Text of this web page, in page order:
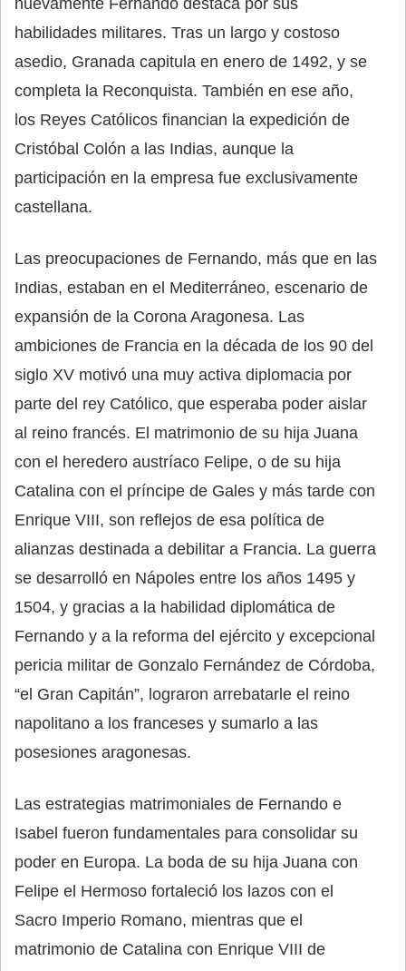
habilidades militares. Tras un largo y costoso
asedio, Granada capitula en enero de 1492, y se
completa la Reconquista. También en ese año,
los Reyes Católicos financian la expedición de
Cristóbal Colón a las Indias, aunque la
participación en la empresa fue exclusivamente
castellana.
Las preocupaciones de Fernando, más que en las
Indias, estaban en el Mediterráneo, escenario de
expansión de la Corona Aragonesa. Las
ambiciones de Francia en la década de los 90 del
siglo XV motivó una muy activa diplomacia por
parte del rey Católico, que esperaba poder aislar
al reino francés. El matrimonio de su hija Juana
con el heredero austríaco Felipe, o de su hija
Catalina con el príncipe de Gales y más tarde con
Enrique VIII, son reflejos de esa política de
alianzas destinada a debilitar a Francia. La guerra
se desarrolló en Nápoles entre los años 1495 y
1504, y gracias a la habilidad diplomática de
Fernando y a la reforma del ejército y excepcional
pericia militar de Gonzalo Fernández de Córdoba,
“el Gran Capitán”, lograron arrebatarle el reino
napolitano a los franceses y sumarlo a las
posesiones aragonesas.
Las estrategias matrimoniales de Fernando e
Isabel fueron fundamentales para consolidar su
poder en Europa. La boda de su hija Juana con
Felipe el Hermoso fortaleció los lazos con el
Sacro Imperio Romano, mientras que el
matrimonio de Catalina con Enrique VIII de